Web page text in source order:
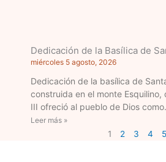
Dedicación de la Basílica de
miércoles 5 agosto, 2026
Dedicación de la basílica de
construida en el monte
III ofreció al pueblo de Dios como
Leer más »
1 2 3 4 5